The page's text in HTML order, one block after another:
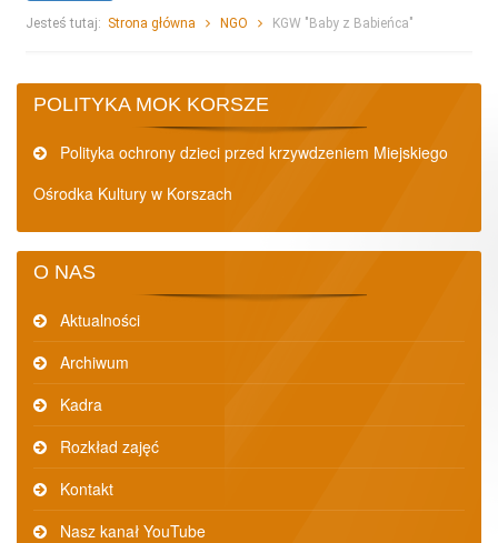
Jesteś tutaj: Strona główna NGO KGW "Baby z Babieńca"
POLITYKA MOK KORSZE
Polityka ochrony dzieci przed krzywdzeniem Miejskiego
Ośrodka Kultury w Korszach
O NAS
Aktualności
Archiwum
Kadra
Rozkład zajęć
Kontakt
Nasz kanał YouTube